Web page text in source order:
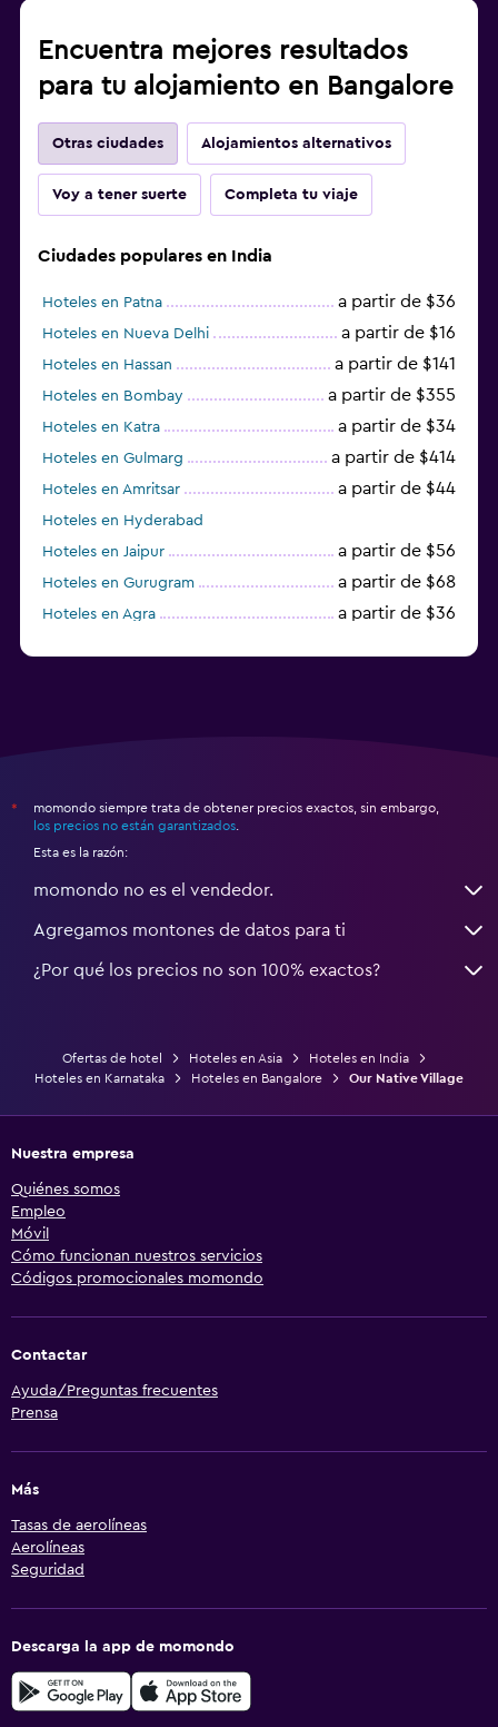
Encuentra mejores resultados
para tu alojamiento en Bangalore
Otras ciudades Alojamientos alternativos
Voy a tener suerte Completa tu viaje
Ciudades populares en India
Hoteles en Patna a partir de $36
Hoteles en Nueva Delhi a partir de $16
Hoteles en Hassan a partir de $141
Hoteles en Bombay a partir de $355
Hoteles en Katra a partir de $34
Hoteles en Gulmarg a partir de $414
Hoteles en Amritsar a partir de $44
Hoteles en Hyderabad
Hoteles en Jaipur
a partir de $56
Hoteles en Gurugram a partir de $68
Hoteles en Agra a partir de $36
*
momondo siempre trata de obtener precios exactos, sin embargo,
los precios no están garantizados
Esta es la razón:
momondo no es el vendedor.
Agregamos montones de datos para ti
¿Por qué los precios no son 100% exactos?
Ofertas de hotel Hoteles en Asia
Hoteles en India
Hoteles en Karnataka
Hoteles en Bangalore Our Native Village
Nuestra empresa
Quiénes somos
Empleo
Móvil
Cómo funcionan nuestros servicios
Códigos promocionales momondo
Contactar
Ayuda/Preguntas frecuentes
Prensa
Más
Tasas de aerolíneas
Aerolíneas
Seguridad
Descarga la app de momondo